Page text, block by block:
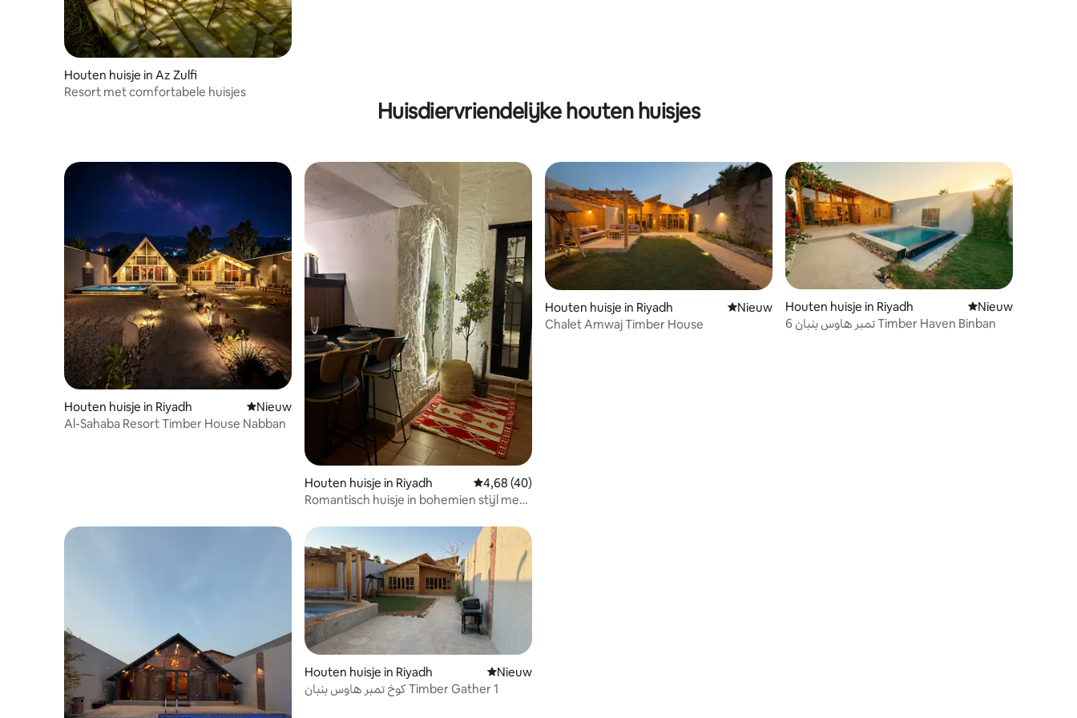
Houten huisje in Az Zulfi
Resort met comfortabele huisjes
Huisdiervriendelijke houten huisjes
Houten huisje in Riyadh Nieuwe accommodatie
Nieuw
Al-Sahaba Resort Timber House Nabban
Houten huisje in Riyadh Gemiddelde beoordeling van 4,68 op 5, 40 recensies
4,68 (40)
Romantisch huisje in bohemien stijl met
buitenjacuzzi
Houten huisje in Riyadh Nieuwe accommodatie
Nieuw
Chalet Amwaj Timber House
Houten huisje in Riyadh Nieuwe
Nieuw
تمبر هاوس بنبان 6 Timber Haven Binban
Houten huisje in Riyadh Nieuwe accommodatie
Nieuw
كوخ تمبر هاوس بنبان Timber Gather 1